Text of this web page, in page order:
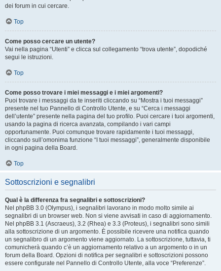
dei forum in cui cercare.
Top
Come posso cercare un utente?
Vai nella pagina “Utenti” e clicca sul collegamento “trova utente”, dopodiché
segui le istruzioni.
Top
Come posso trovare i miei messaggi e i miei argomenti?
Puoi trovare i messaggi da te inseriti cliccando su “Mostra i tuoi messaggi”
presente nel tuo Pannello di Controllo Utente, e su “Cerca i messaggi
dell’utente” presente nella pagina del tuo profilo. Puoi cercare i tuoi argomenti,
usando la pagina di ricerca avanzata, compilando i vari campi
opportunamente. Puoi comunque trovare rapidamente i tuoi messaggi,
cliccando sull’omonima funzione “I tuoi messaggi”, generalmente disponibile
in ogni pagina della Board.
Top
Sottoscrizioni e segnalibri
Qual è la differenza fra segnalibri e sottoscrizioni?
Nel phpBB 3.0 (Olympus), i segnalibri lavorano in modo molto simile ai
segnalibri di un browser web. Non si viene avvisati in caso di aggiornamento.
Nel phpBB 3.1 (Ascraeus), 3.2 (Rhea) e 3.3 (Proteus), i segnalibri sono simili
alla sottoscrizione di un argomento. È possibile ricevere una notifica quando
un segnalibro di un argomento viene aggiornato. La sottoscrizione, tuttavia, ti
comunicherà quando c’è un aggiornamento relativo a un argomento o in un
forum della Board. Opzioni di notifica per segnalibri e sottoscrizioni possono
essere configurate nel Pannello di Controllo Utente, alla voce “Preferenze”.